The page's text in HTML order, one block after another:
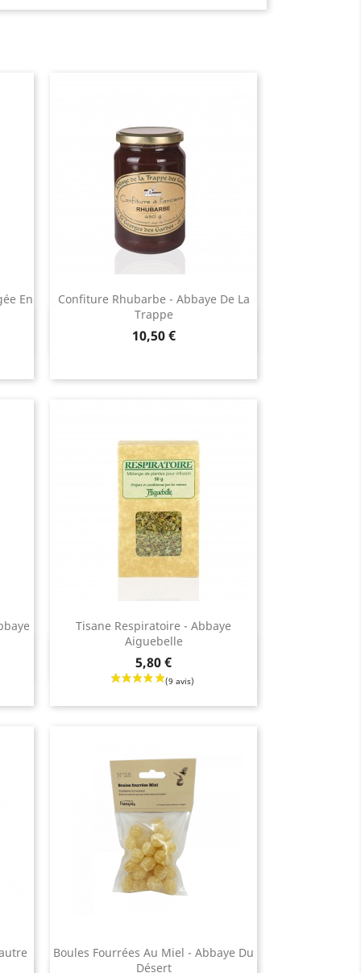
En
Confiture Rhubarbe - Abbaye De La
Trappe
10,50 €
Aperçu rapide
Tisane Respiratoire - Abbaye
Aiguebelle
5,80 €
Aperçu rapide
Boules Fourrées Au Miel - Abbaye Du
Désert